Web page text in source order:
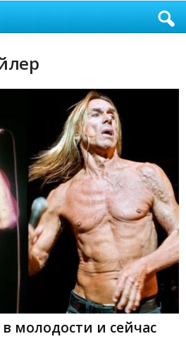
молодости и сейчас